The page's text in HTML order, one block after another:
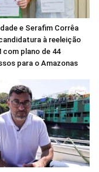
e Serafim Corrêa
à reeleição
com plano de 44
para o Amazonas